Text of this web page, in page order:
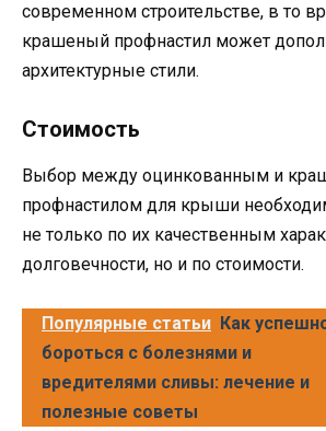
современном строительстве, в то
крашеный профнастил может
архитектурные стили.
Стоимость
Выбор между оцинкованным и
профнастилом для крыши
не только по их качественным
долговечности, но и по стоимости.
Популярные статьи Как
бороться с болезнями и
вредителями сливы: лечение и
полезные советы